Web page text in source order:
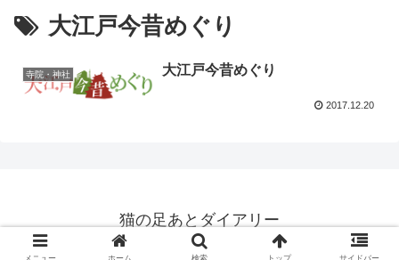
大江戸今昔めぐり
寺院・神社 大江戸今昔めぐり
2017.12.20
猫の足あとダイアリー
© 2008 猫の足あとダイアリー.
メニュー ホーム 検索 トップ サイドバー